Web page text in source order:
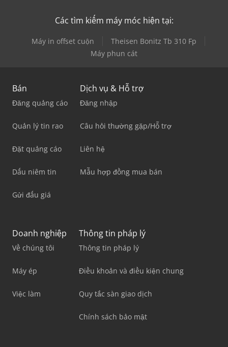
Các tìm kiếm máy móc hiện tại:
Máy in offset cuộn
Theisen Bonitz Tb 310 Fp
Máy phun cát
Bán
Đăng quảng cáo
Quản lý tin rao
Đặt quảng cáo
Dấu niêm tin
Gửi đấu giá
Dịch vụ & Hỗ trợ
Đăng nhập
Câu hỏi thường gặp/Hỗ trợ
Liên hệ
Mẫu hợp đồng mua bán
Doanh nghiệp
Về chúng tôi
Máy ép
Việc làm
Thông tin pháp lý
Thông tin pháp lý
Điều khoản và điều kiện chung
Quy tắc sàn giao dịch
Chính sách bảo mật